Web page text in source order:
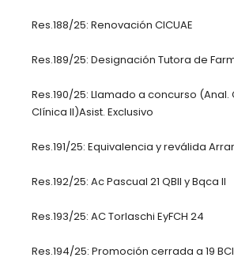
Res.188/25: Renovación CICUAE
Res.189/25: Designación Tutora de
Res.190/25: Llamado a concurso (Anal.
Clínica II)Asist. Exclusivo
Res.191/25: Equivalencia y reválida
Res.192/25: Ac Pascual 21 QBII y Bqca II
Res.193/25: AC Torlaschi EyFCH 24
Res.194/25: Promoción cerrada a 19 BCI